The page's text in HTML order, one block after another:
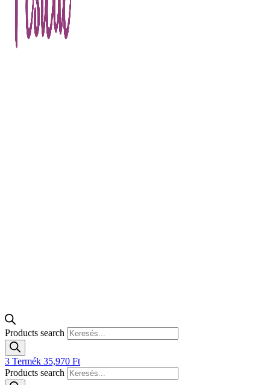
Products search
3 Termék 35,970 Ft
Products search